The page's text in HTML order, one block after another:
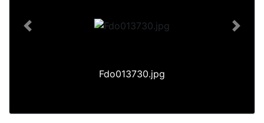
Fdo013730.jpg
Previous Next